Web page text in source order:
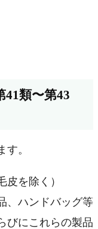
類〜第43
。
を除く）
、ハンドバッグ等
びにこれらの製品